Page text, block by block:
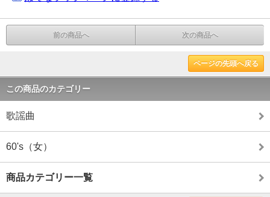
前の商品へ 次の商品へ
ページの先頭へ戻る
この商品のカテゴリー
歌謡曲
60's（女）
商品カテゴリー一覧